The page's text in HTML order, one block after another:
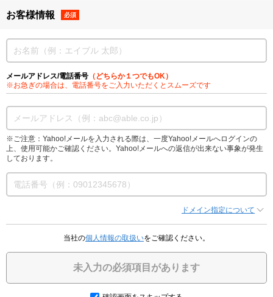
お客様情報 必須
メールアドレス/電話番号 （どちらか１つでもOK）
※お急ぎの場合は、電話番号をご入力いただくとスムーズです
※ご注意：Yahoo!メールを入力される際は、一度Yahoo!メールへログインの
上、使用可能かご確認ください。Yahoo!メールへの返信が出来ない事象が発生
しております。
ドメイン指定について
当社の個人情報の取扱いをご確認ください。
未入力の必須項目があります